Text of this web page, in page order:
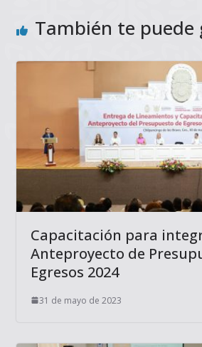
También te puede
Capacitación para
Anteproyecto de
Egresos 2024
31 de mayo de 2023